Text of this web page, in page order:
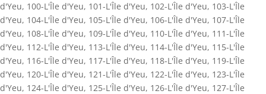
d'Yeu, 100-L'Île d'Yeu, 101-L'Île d'Yeu, 102-L'Île d'Yeu, 103-L'Île
d'Yeu, 104-L'Île d'Yeu, 105-L'Île d'Yeu, 106-L'Île d'Yeu, 107-L'Île
d'Yeu, 108-L'Île d'Yeu, 109-L'Île d'Yeu, 110-L'Île d'Yeu, 111-L'Île
d'Yeu, 112-L'Île d'Yeu, 113-L'Île d'Yeu, 114-L'Île d'Yeu, 115-L'Île
d'Yeu, 116-L'Île d'Yeu, 117-L'Île d'Yeu, 118-L'Île d'Yeu, 119-L'Île
d'Yeu, 120-L'Île d'Yeu, 121-L'Île d'Yeu, 122-L'Île d'Yeu, 123-L'Île
d'Yeu, 124-L'Île d'Yeu, 125-L'Île d'Yeu, 126-L'Île d'Yeu, 127-L'Île